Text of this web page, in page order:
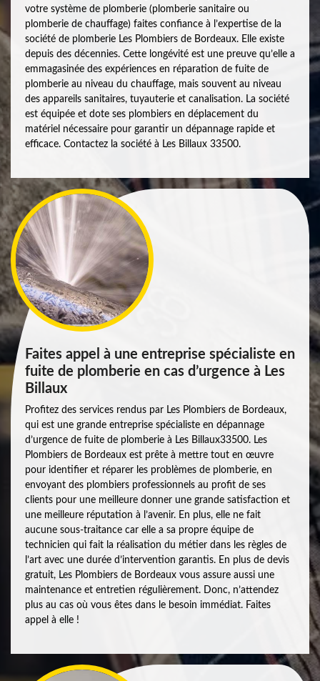
votre système de plomberie (plomberie sanitaire ou
plomberie de chauffage) faites confiance à l’expertise de la
société de plomberie Les Plombiers de Bordeaux. Elle existe
depuis des décennies. Cette longévité est une preuve qu’elle a
emmagasinée des expériences en réparation de fuite de
plomberie au niveau du chauffage, mais souvent au niveau
des appareils sanitaires, tuyauterie et canalisation. La société
est équipée et dote ses plombiers en déplacement du
matériel nécessaire pour garantir un dépannage rapide et
efficace. Contactez la société à Les Billaux 33500.
Faites appel à une entreprise spécialiste en
fuite de plomberie en cas d’urgence à Les
Billaux
Profitez des services rendus par Les Plombiers de Bordeaux,
qui est une grande entreprise spécialiste en dépannage
d’urgence de fuite de plomberie à Les Billaux33500. Les
Plombiers de Bordeaux est prête à mettre tout en œuvre
pour identifier et réparer les problèmes de plomberie, en
envoyant des plombiers professionnels au profit de ses
clients pour une meilleure donner une grande satisfaction et
une meilleure réputation à l’avenir. En plus, elle ne fait
aucune sous-traitance car elle a sa propre équipe de
technicien qui fait la réalisation du métier dans les règles de
l’art avec une durée d’intervention garantis. En plus de devis
gratuit, Les Plombiers de Bordeaux vous assure aussi une
maintenance et entretien régulièrement. Donc, n’attendez
plus au cas où vous êtes dans le besoin immédiat. Faites
appel à elle !